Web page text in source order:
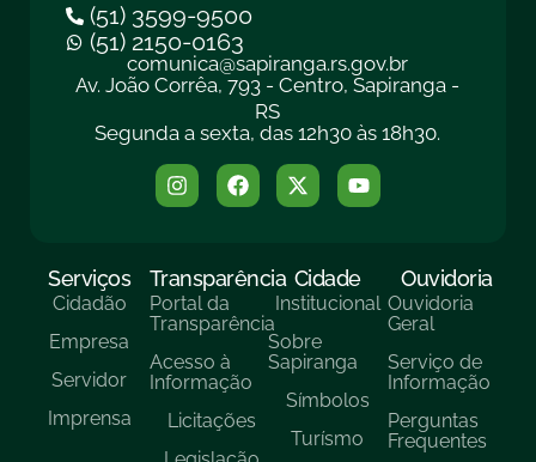
(51) 3599-9500
(51) 2150-0163
comunica@sapiranga.rs.gov.br
Av. João Corrêa, 793 - Centro, Sapiranga -
RS
Segunda a sexta, das 12h30 às 18h30.
Serviços
Cidadão
Empresa
Servidor
Imprensa
Transparência
Portal da
Transparência
Acesso à
Informação
Licitações
Cidade
Institucional
Sobre
Sapiranga
Símbolos
Turísmo
Ouvidoria
Ouvidoria
Geral
Serviço de
Informação
Perguntas
Frequentes